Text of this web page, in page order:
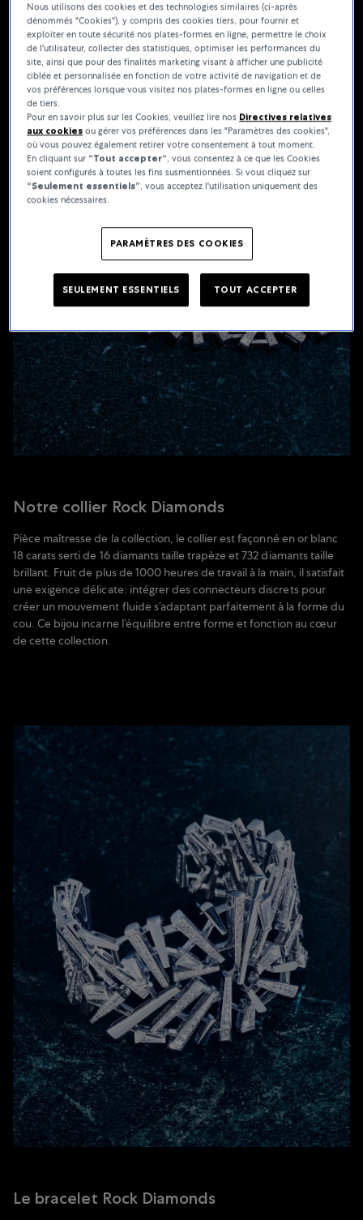
Notre collier Rock Diamonds
Pièce maîtresse de la collection, le collier est façonné en or blanc
18 carats serti de 16 diamants taille trapèze et 732 diamants taille
brillant. Fruit de plus de 1000 heures de travail à la main, il satisfait
une exigence délicate: intégrer des connecteurs discrets pour
créer un mouvement fluide s’adaptant parfaitement à la forme du
cou. Ce bijou incarne l’équilibre entre forme et fonction au cœur
de cette collection.
Le bracelet Rock Diamonds
Nous utilisons des cookies et des technologies similaires (ci-après
dénommés "Cookies"), y compris des cookies tiers, pour fournir et
exploiter en toute sécurité nos plates-formes en ligne, permettre le choix
de l'utilisateur, collecter des statistiques, optimiser les performances du
site, ainsi que pour des finalités marketing visant à afficher une publicité
ciblée et personnalisée en fonction de votre activité de navigation et de
vos préférences lorsque vous visitez nos plates-formes en ligne ou celles
de tiers.
Pour en savoir plus sur les Cookies, veuillez lire nos Directives relatives
aux cookies ou gérer vos préférences dans les "Paramètres des cookies",
où vous pouvez également retirer votre consentement à tout moment.
En cliquant sur “Tout accepter“, vous consentez à ce que les Cookies
soient configurés à toutes les fins susmentionnées. Si vous cliquez sur
“Seulement essentiels”, vous acceptez l'utilisation uniquement des
cookies nécessaires.
PARAMÈTRES DES COOKIES
SEULEMENT ESSENTIELS TOUT ACCEPTER